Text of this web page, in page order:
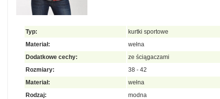
Typ:
kurtki sportowe
Materiał:
wełna
Dodatkowe cechy:
ze ściągaczami
Rozmiary:
38 - 42
Materiał:
wełna
Rodzaj:
modna